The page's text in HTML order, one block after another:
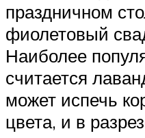
праздничном
фиолетовый
Наиболее
считается
может испечь
цвета, и в